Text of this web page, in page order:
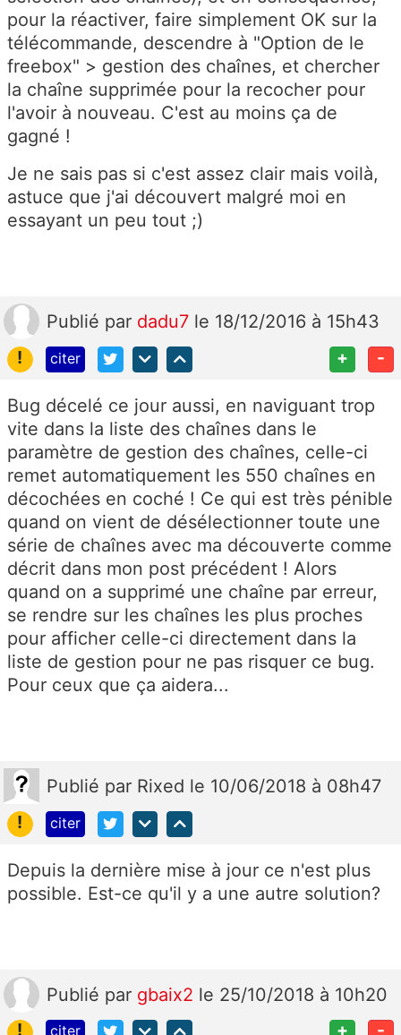
pour la réactiver, faire simplement OK sur la
télécommande, descendre à "Option de le
freebox" > gestion des chaînes, et chercher
la chaîne supprimée pour la recocher pour
l'avoir à nouveau. C'est au moins ça de
gagné !
Je ne sais pas si c'est assez clair mais voilà,
astuce que j'ai découvert malgré moi en
essayant un peu tout ;)
Publié par dadu7 le 18/12/2016 à 15h43
!
citer + -
Bug décelé ce jour aussi, en naviguant trop
vite dans la liste des chaînes dans le
paramètre de gestion des chaînes, celle-ci
remet automatiquement les 550 chaînes en
décochées en coché ! Ce qui est très pénible
quand on vient de désélectionner toute une
série de chaînes avec ma découverte comme
décrit dans mon post précédent ! Alors
quand on a supprimé une chaîne par erreur,
se rendre sur les chaînes les plus proches
pour afficher celle-ci directement dans la
liste de gestion pour ne pas risquer ce bug.
Pour ceux que ça aidera...
Publié par Rixed le 10/06/2018 à 08h47
!
citer
Depuis la dernière mise à jour ce n'est plus
possible. Est-ce qu'il y a une autre solution?
Publié par gbaix2 le 25/10/2018 à 10h20
!
citer + -